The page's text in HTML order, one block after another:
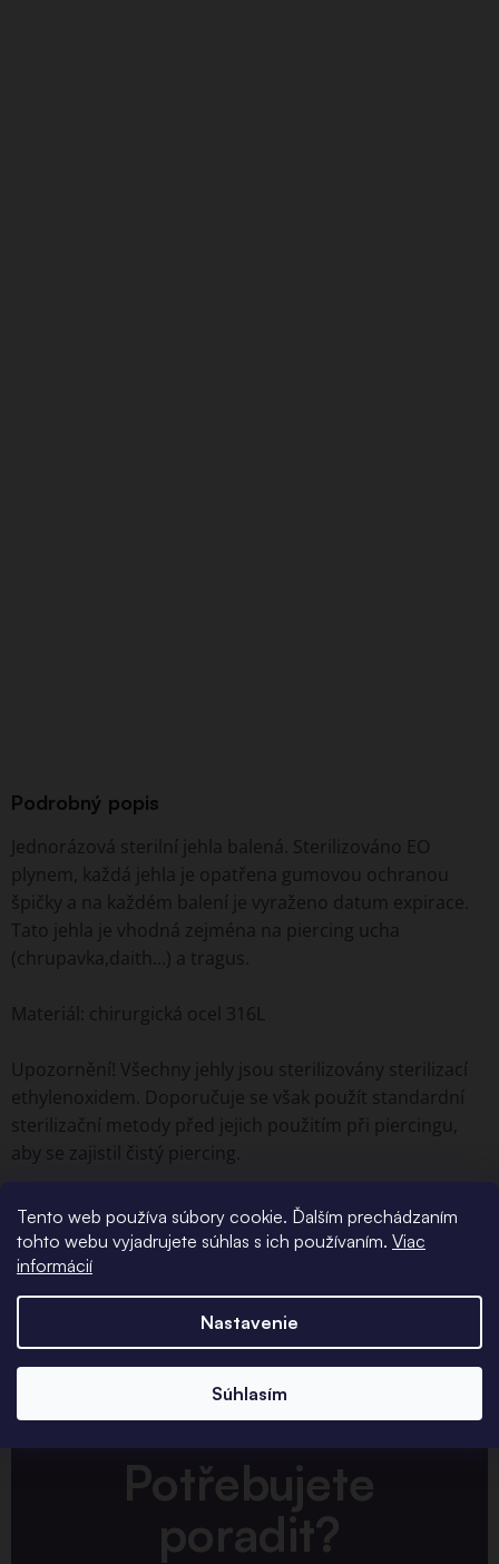
Tento web používa súbory cookie. Ďalším prechádzaním
tohto webu vyjadrujete súhlas s ich používaním. Viac
informácií
Nastavenie
Súhlasím
Podrobný popis
Jednorázová sterilní jehla balená. Sterilizováno EO
plynem, každá jehla je opatřena gumovou ochranou
špičky a na každém balení je vyraženo datum expirace.
Tato jehla je vhodná zejména na piercing ucha
(chrupavka,daith...) a tragus.
Materiál: chirurgická ocel 316L
Upozornění! Všechny jehly jsou sterilizovány sterilizací
ethylenoxidem. Doporučuje se však použít standardní
sterilizační metody před jejich použitím při piercingu,
aby se zajistil čistý piercing.
Potřebujete
poradit?